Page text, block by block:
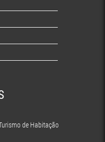
de Habitação